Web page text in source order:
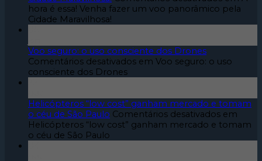
hora é essa! Venha fazer um voo panorâmico pela
Cidade Maravilhosa!
Voo seguro: o uso consciente dos Drones
Comentários desativados em Voo seguro: o uso
consciente dos Drones
Helicópteros “low cost” ganham mercado e tomam
o céu de São Paulo Comentários desativados em
Helicópteros “low cost” ganham mercado e tomam
o céu de São Paulo